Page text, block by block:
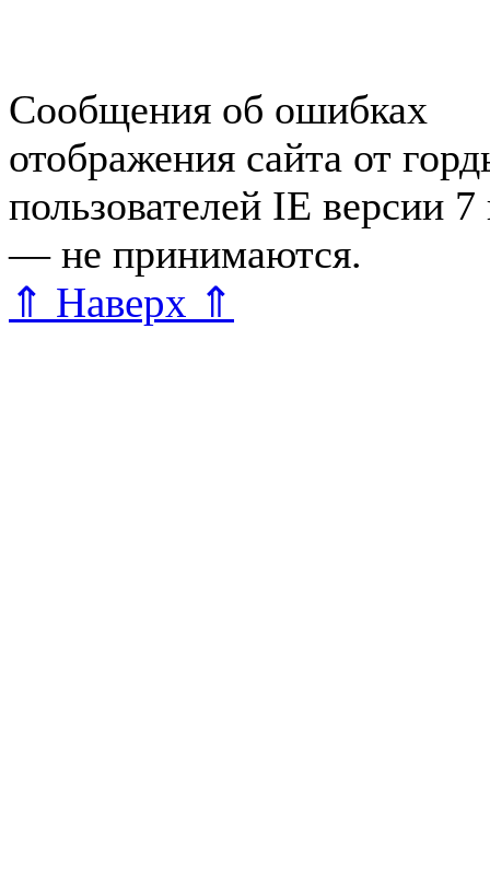
Сообщения об ошибках
отображения сайта от
пользователей IE версии
— не принимаются.
⇑ Наверх ⇑